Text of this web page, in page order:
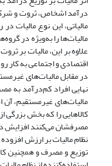
درآمد اشخاص، ثروت و
مالیاتی، این نوع
مالیات‌ها را به‌ویژه در
علاوه بر این، مالیات بر
اقتصادی و اجتماعی به کار
در مقابل مالیات‌های
نهایی افراد کم‌درآمد به
مالیات‌های غیرمستقیم،
کالاهایی را که بخش
مصرفشان می‌کنند افزایش داد
نظام مالیات بر ارزش
توزیع و مصرف و همچنین